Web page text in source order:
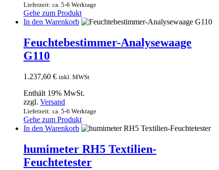
Lieferzeit: ca. 5-6 Werktage
Gehe zum Produkt
In den Warenkorb
Feuchtebestimmer-Analysewaage
G110
1.237,60 € inkl. MWSt
Enthält 19% MwSt.
zzgl. Versand
Lieferzeit: ca. 5-6 Werktage
Gehe zum Produkt
In den Warenkorb
humimeter RH5 Textilien-
Feuchtetester